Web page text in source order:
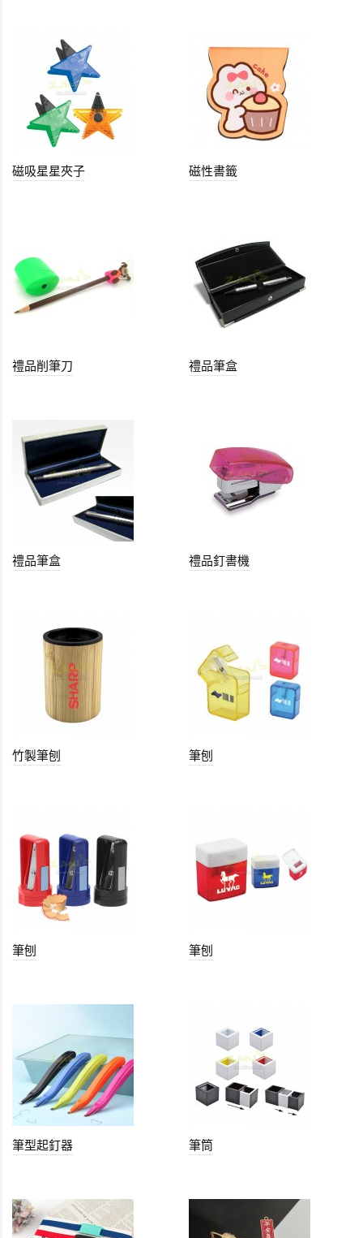
磁吸星星夾子 磁性書籤
禮品削筆刀 禮品筆盒
禮品筆盒 禮品釘書機
竹製筆刨 筆刨
筆刨 筆刨
筆型起釘器 筆筒